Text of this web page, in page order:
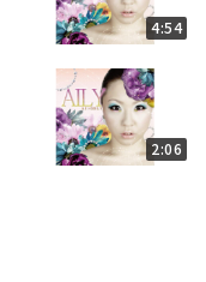
4:54
2:06